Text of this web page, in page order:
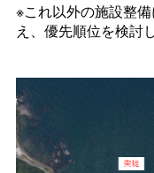
※これ以外の施設整
え、優先順位を検討